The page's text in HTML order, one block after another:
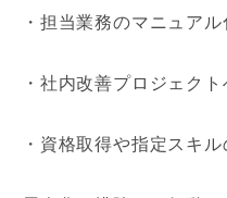
・担当業務のマニュア
・社内改善プロジェク
・資格取得や指定スキ